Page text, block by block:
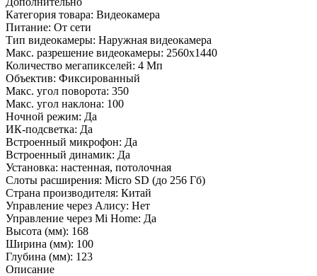
Категория товара: Видеокамера
Питание: От сети
Тип видеокамеры: Наружная видеокамера
Макс. разрешение видеокамеры: 2560x1440
Количество мегапикселей: 4 Мп
Объектив: Фиксированный
Макс. угол поворота: 350
Макс. угол наклона: 100
Ночной режим: Да
ИК-подсветка: Да
Встроенный микрофон: Да
Встроенный динамик: Да
Установка: настенная, потолочная
Слоты расширения: Micro SD (до 256 Гб)
Страна производителя: Китай
Управление через Алису: Нет
Управление через Mi Home: Да
Высота (мм): 168
Ширина (мм): 100
Глубина (мм): 123
Описание